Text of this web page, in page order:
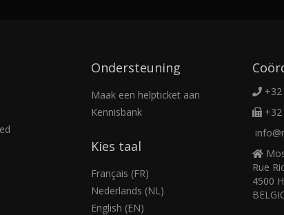
Ondersteuning
Maak een helpticket aan
Kennisbank
Kies taal
Français (FR)
Nederlands (NL)
English (EN)
Rue
4500